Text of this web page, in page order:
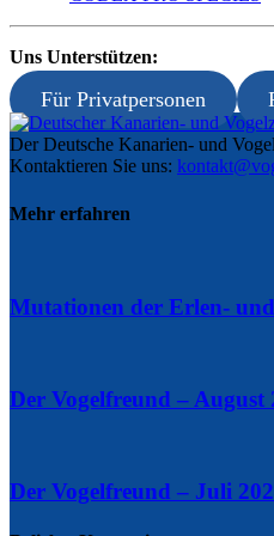
Uns Unterstützen:
Für Privatpersonen
Der Deutsche Kanarien- und
Kontaktieren Sie uns:
Mehr erfahren
Mutationen der Erlen-
Der Vogelfreund – August
Der Vogelfreund – Juli